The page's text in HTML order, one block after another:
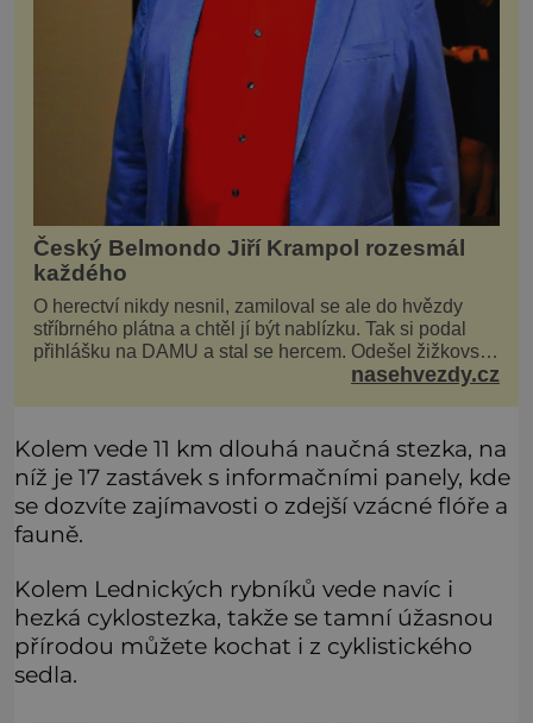
Český Belmondo Jiří Krampol rozesmál
každého
O herectví nikdy nesnil, zamiloval se ale do hvězdy
stříbrného plátna a chtěl jí být nablízku. Tak si podal
přihlášku na DAMU a stal se hercem. Odešel žižkovský
matador, který všude rozdával humor, i když jemu
nasehvezdy.cz
Kolem vede 11 km dlouhá naučná stezka, na
níž je 17 zastávek s informačními panely, kde
se dozvíte zajímavosti o zdejší vzácné flóře a
fauně.
Kolem Lednických rybníků vede navíc i
hezká cyklostezka, takže se tamní úžasnou
přírodou můžete kochat i z cyklistického
sedla.